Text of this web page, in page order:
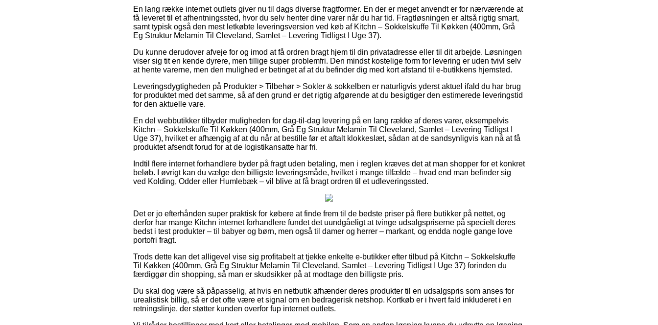
En lang række internet outlets giver nu til dags diverse fragtformer. En der er meget anvendt er for nærværende at
få leveret til et afhentningssted, hvor du selv henter dine varer når du har tid. Fragtløsningen er altså rigtig smart,
samt typisk også den mest letkøbte leveringsversion ved køb af Kitchn – Sokkelskuffe Til Køkken (400mm, Grå
Eg Struktur Melamin Til Cleveland, Samlet – Levering Tidligst I Uge 37).
Du kunne derudover afveje for og imod at få ordren bragt hjem til din privatadresse eller til dit arbejde. Løsningen
viser sig tit en kende dyrere, men tillige super problemfri. Den mindst kostelige form for levering er uden tvivl selv
at hente varerne, men den mulighed er betinget af at du befinder dig med kort afstand til e-butikkens hjemsted.
Leveringsdygtigheden på Produkter > Tilbehør > Sokler & sokkelben er naturligvis yderst aktuel ifald du har brug
for produktet med det samme, så af den grund er det rigtig afgørende at du besigtiger den estimerede leveringstid
for den aktuelle vare.
En del webbutikker tilbyder muligheden for dag-til-dag levering på en lang række af deres varer, eksempelvis
Kitchn – Sokkelskuffe Til Køkken (400mm, Grå Eg Struktur Melamin Til Cleveland, Samlet – Levering Tidligst I
Uge 37), hvilket er afhængig af at du når at bestille før et aftalt klokkeslæt, sådan at de sandsynligvis kan nå at få
produktet afsendt forud for at de logistikansatte har fri.
Indtil flere internet forhandlere byder på fragt uden betaling, men i reglen kræves det at man shopper for et konkret
beløb. I øvrigt kan du vælge den billigste leveringsmåde, hvilket i mange tilfælde – hvad end man befinder sig
ved Kolding, Odder eller Humlebæk – vil blive at få bragt ordren til et udleveringssted.
Det er jo efterhånden super praktisk for købere at finde frem til de bedste priser på flere butikker på nettet, og
derfor har mange Kitchn internet forhandlere fundet det uundgåeligt at tvinge udsalgspriserne på specielt deres
bedst i test produkter – til babyer og børn, men også til damer og herrer – markant, og endda nogle gange love
portofri fragt.
Trods dette kan det alligevel vise sig profitabelt at tjekke enkelte e-butikker efter tilbud på Kitchn – Sokkelskuffe
Til Køkken (400mm, Grå Eg Struktur Melamin Til Cleveland, Samlet – Levering Tidligst I Uge 37) forinden du
færdiggør din shopping, så man er skudsikker på at modtage den billigste pris.
Du skal dog være så påpasselig, at hvis en netbutik afhænder deres produkter til en udsalgspris som anses for
urealistisk billig, så er det ofte være et signal om en bedragerisk netshop. Kortkøb er i hvert fald inkluderet i en
retningslinje, der støtter kunden overfor fup internet outlets.